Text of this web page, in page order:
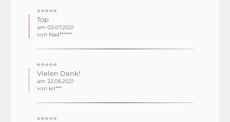
⭐⭐⭐⭐⭐
Top
am 03.07.2021
von Nad******
⭐⭐⭐⭐⭐
Vielen Dank!
am 22.06.2021
von kri***
⭐⭐⭐⭐⭐